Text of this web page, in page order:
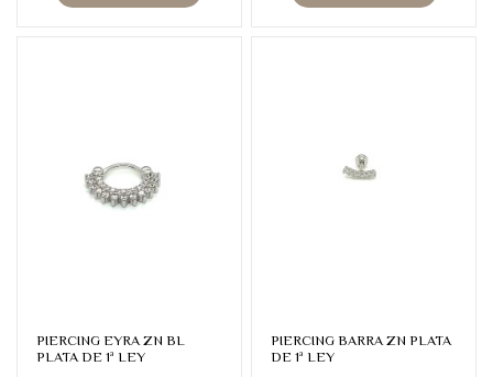
PIERCING EYRA ZN BL
PLATA DE 1ª LEY
PIERCING BARRA ZN PLATA
DE 1ª LEY